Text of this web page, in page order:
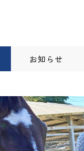
お知らせ